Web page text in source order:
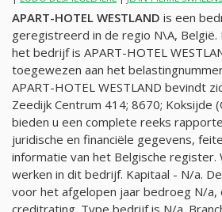
APART-HOTEL WESTLAND is een
geregistreerd in de regio N\A, België.
het bedrijf is APART-HOTEL
toegewezen aan het
APART-HOTEL WESTLAND bevindt
Zeedijk Centrum 414; 8670; Koksijde
bieden u een complete reeks
juridische en financiële gegevens,
informatie van het Belgische register.
werken in dit bedrijf. Kapitaal - N/a.
voor het afgelopen jaar bedroeg N/a,
creditrating. Type bedrijf is N/a.